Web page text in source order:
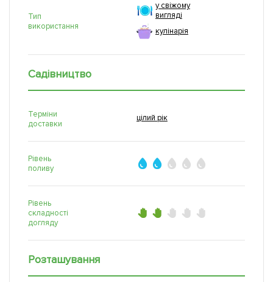
Тип
використання
у свіжому
вигляді
кулінарія
Садівництво
Терміни
доставки
цілий рік
Рівень
поливу
Рівень
складності
догляду
Розташування